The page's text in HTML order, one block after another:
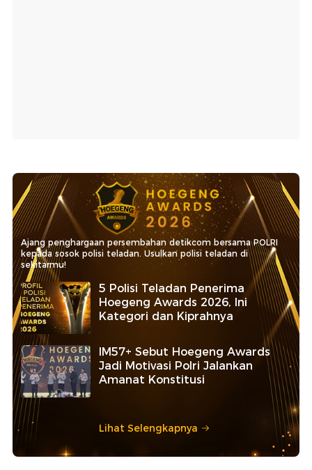
Ajang penghargaan persembahan detikcom bersama POLRI
kepada sosok polisi teladan. Usulkan polisi teladan di
sekitarmu!
5 Polisi Teladan Penerima
Hoegeng Awards 2026, Ini
Kategori dan Kiprahnya
IM57+ Sebut Hoegeng Awards
Jadi Motivasi Polri Jalankan
Amanat Konstitusi
Lihat Selengkapnya